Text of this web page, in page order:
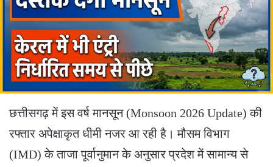
छत्तीसगढ़ में इस वर्ष मानसून (Monsoon 2026 Update) की
रफ्तार अपेक्षाकृत धीमी नजर आ रही है। मौसम विभाग
(IMD) के ताजा पूर्वानुमान के अनुसार प्रदेश में सामान्य से